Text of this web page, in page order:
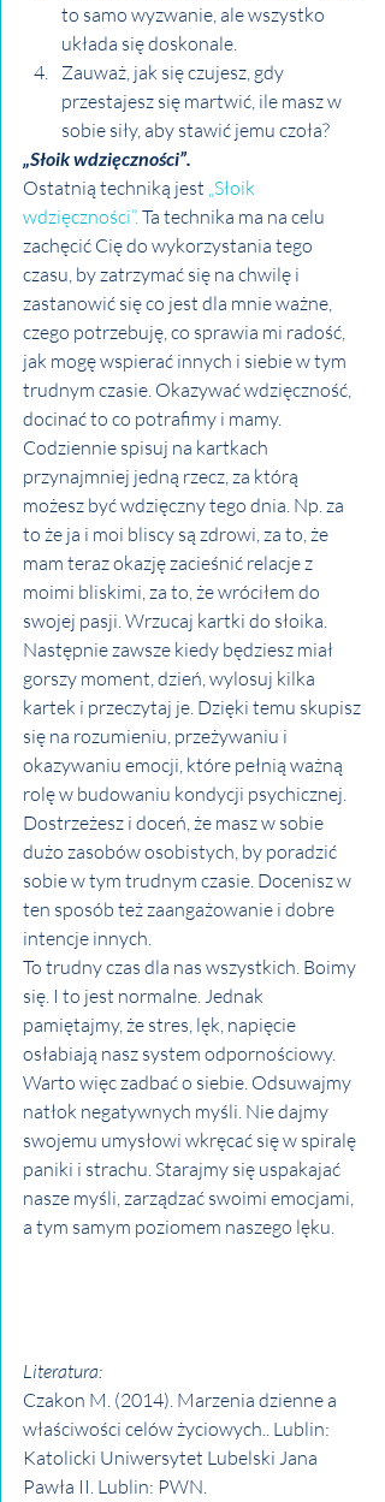
to samo wyzwanie, ale wszystko
układa się doskonale.
Zauważ, jak się czujesz, gdy
przestajesz się martwić, ile masz w
sobie siły, aby stawić jemu czoła?
„Słoik wdzięczności”.
Ostatnią techniką jest „Słoik
wdzięczności”. Ta technika ma na celu
zachęcić Cię do wykorzystania tego
czasu, by zatrzymać się na chwilę i
zastanowić się co jest dla mnie ważne,
czego potrzebuję, co sprawia mi radość,
jak mogę wspierać innych i siebie w tym
trudnym czasie. Okazywać wdzięczność,
docinać to co potrafimy i mamy.
Codziennie spisuj na kartkach
przynajmniej jedną rzecz, za którą
możesz być wdzięczny tego dnia. Np. za
to że ja i moi bliscy są zdrowi, za to, że
mam teraz okazję zacieśnić relacje z
moimi bliskimi, za to, że wróciłem do
swojej pasji. Wrzucaj kartki do słoika.
Następnie zawsze kiedy będziesz miał
gorszy moment, dzień, wylosuj kilka
kartek i przeczytaj je. Dzięki temu skupisz
się na rozumieniu, przeżywaniu i
okazywaniu emocji, które pełnią ważną
rolę w budowaniu kondycji psychicznej.
Dostrzeżesz i doceń, że masz w sobie
dużo zasobów osobistych, by poradzić
sobie w tym trudnym czasie. Docenisz w
ten sposób też zaangażowanie i dobre
intencje innych.
To trudny czas dla nas wszystkich. Boimy
się. I to jest normalne. Jednak
pamiętajmy, że stres, lęk, napięcie
osłabiają nasz system odpornościowy.
Warto więc zadbać o siebie. Odsuwajmy
natłok negatywnych myśli. Nie dajmy
swojemu umysłowi wkręcać się w spiralę
paniki i strachu. Starajmy się uspakajać
nasze myśli, zarządzać swoimi emocjami,
a tym samym poziomem naszego lęku.
Literatura:
Czakon M. (2014). Marzenia dzienne a
właściwości celów życiowych.. Lublin:
Katolicki Uniwersytet Lubelski Jana
Pawła II. Lublin: PWN.